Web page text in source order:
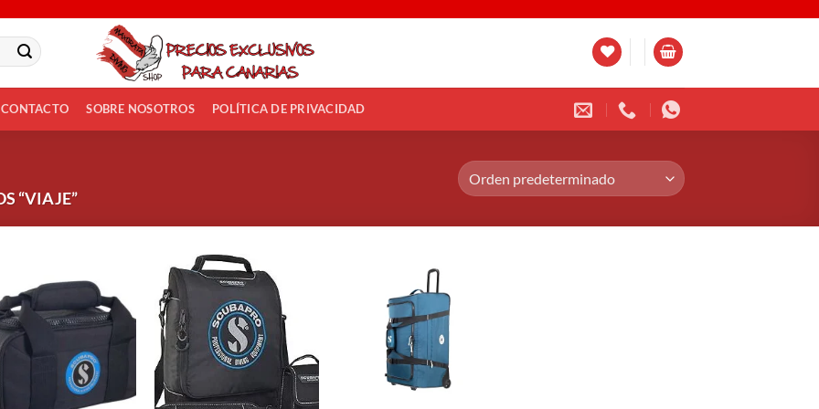
CONTACTO SOBRE NOSOTROS POLÍTICA DE PRIVACIDAD
“VIAJE”
Añadir
a la
lista de
deseos
Añadir
a la
lista de
deseos